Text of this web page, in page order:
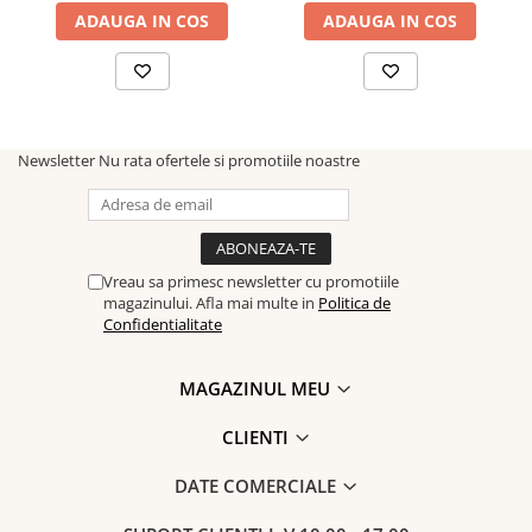
ADAUGA IN COS ADAUGA IN COS
Newsletter Nu rata ofertele si promotiile noastre
Vreau sa primesc newsletter cu promotiile
magazinului. Afla mai multe in Politica de
Confidentialitate
MAGAZINUL MEU
CLIENTI
DATE COMERCIALE